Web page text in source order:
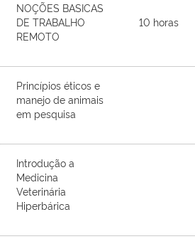
NOÇÕES BASICAS
DE TRABALHO
REMOTO
10 horas
Princípios éticos e
manejo de animais
em pesquisa
Introdução a
Medicina
Veterinária
Hiperbárica